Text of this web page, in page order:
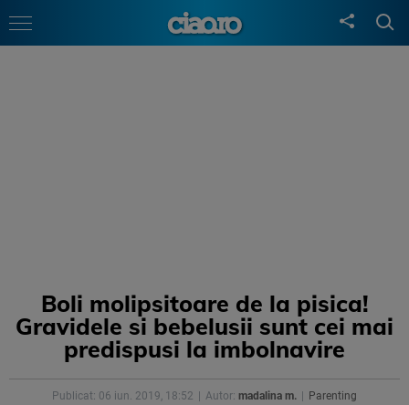
Boli molipsitoare de la pisica!
Gravidele si bebelusii sunt cei mai
predispusi la imbolnavire
Publicat: 06 iun. 2019, 18:52 Autor: madalina m. Parenting